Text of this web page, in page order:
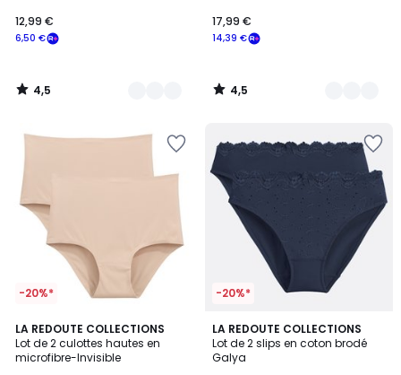
6,50 €
12,99 €
4,5
/
14,39 €
17,99 €
4,5
/
-20%*
LA REDOUTE COLLECTIONS
Lot de 2 culottes hautes en
microfibre-Invisible
4,6
/ 5
3
Couleurs
-20%*
LA REDOUTE COLLECTIONS
Lot de 2 slips en coton brodé
Galya
4,7
/ 5
4
Couleurs